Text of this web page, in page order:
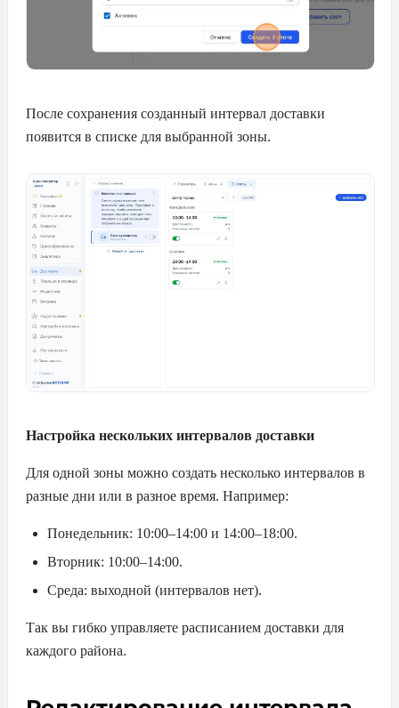
После сохранения созданный интервал доставки
появится в списке для выбранной зоны.
Настройка нескольких интервалов доставки
Для одной зоны можно создать несколько интервалов в
разные дни или в разное время. Например:
Понедельник: 10:00–14:00 и 14:00–18:00.
Вторник: 10:00–14:00.
Среда: выходной (интервалов нет).
Так вы гибко управляете расписанием доставки для
каждого района.